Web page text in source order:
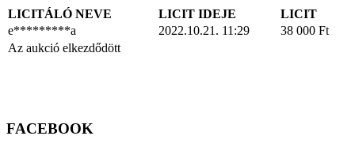
LICITÁLÓ NEVE
LICIT IDEJE
LICIT
e*********a
2022.10.21. 11:29 38 000 Ft
Az aukció elkezdődött
FACEBOOK